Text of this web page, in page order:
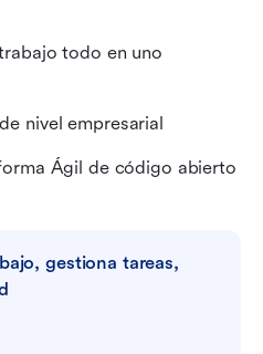
todo en uno
nivel empresarial
Ágil de código abierto
gestiona tareas,